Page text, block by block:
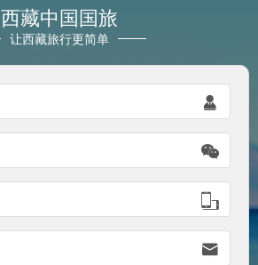
西藏中国国旅
让西藏旅行更简单



